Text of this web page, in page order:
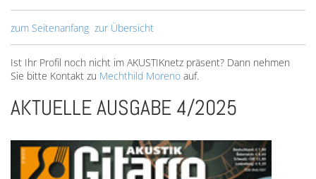
zum Seitenanfang zur Übersicht
Ist Ihr Profil noch nicht im AKUSTIKnetz präsent? Dann nehmen
Sie bitte Kontakt zu Mechthild Moreno auf.
AKTUELLE AUSGABE 4/2025